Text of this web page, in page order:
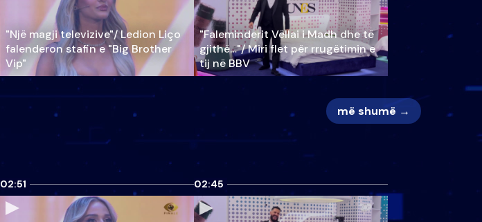
"Një magji televizive"/ Ledion Liço
falenderon stafin e "Big Brother
Vip"
"Faleminderit Vëllai i Madh dhe të
gjithë…"/ Miri flet për rrugëtimin e
tij në BBV
më shumë →
02:51 02:45